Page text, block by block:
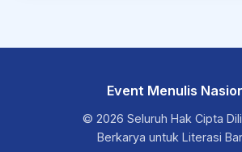
Event Menulis
© 2026 Seluruh Hak Cipta
Berkarya untuk Literasi